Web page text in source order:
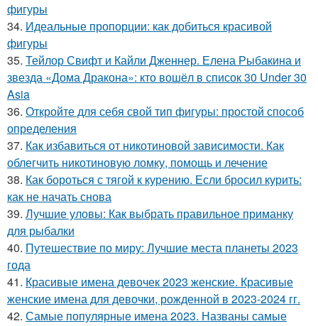
фигуры
34. Идеальные пропорции: как добиться красивой
фигуры
35. Тейлор Свифт и Кайли Дженнер. Елена Рыбакина и
звезда «Дома Дракона»: кто вошёл в список 30 Under 30
Asia
36. Откройте для себя свой тип фигуры: простой способ
определения
37. Как избавиться от никотиновой зависимости. Как
облегчить никотиновую ломку, помощь и лечение
38. Как бороться с тягой к курению. Если бросил курить:
как не начать снова
39. Лучшие уловы: Как выбрать правильное приманку
для рыбалки
40. Путешествие по миру: Лучшие места планеты 2023
года
41. Красивые имена девочек 2023 женские. Красивые
женские имена для девочки, рожденной в 2023-2024 гг.
42. Самые популярные имена 2023. Названы самые